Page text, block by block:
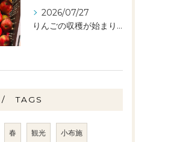
2026/07/27
りんごの収穫が始まりました🧑‍🌾🍎
TAGS
春 観光 小布施